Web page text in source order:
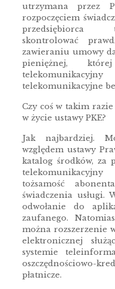
utrzymana przez
rozpoczęciem
przedsiębiorca
skontrolować
zawieraniu umowy
pieniężnej,
telekomunikacyjne
Czy coś w takim
w życie ustawy PKE?
Jak najbardziej.
względem ustawy
katalog środków, za
tożsamość
świadczenia usługi.
odwołanie do
zaufanego.
można rozszerzenie
elektronicznej
systemie
oszczędnościowo-
płatnicze.